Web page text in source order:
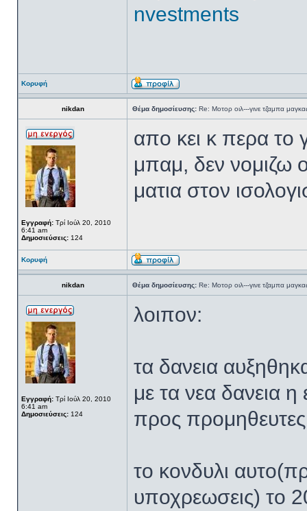
nvestments
Κορυφή
nikdan Θέμα δημοσίευσης: Re: Μοτορ οιλ---γινε τζαμπα
Εγγραφή: Τρί Ιούλ 20, 2010
6:41 am
Δημοσιεύσεις: 124
απο κει κ περα το
μπαμ, δεν νομιζω
ματια στον
Κορυφή
nikdan Θέμα δημοσίευσης: Re: Μοτορ οιλ---γινε τζαμπα
Εγγραφή: Τρί Ιούλ 20, 2010
6:41 am
Δημοσιεύσεις: 124
λοιπον:
τα δανεια
με τα νεα δανεια η
προς
το κονδυλι
υποχρεωσεις) το